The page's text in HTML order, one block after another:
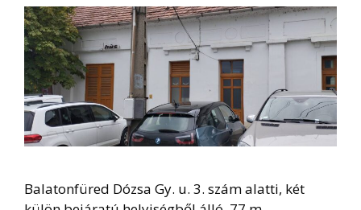
Balatonfüred Dózsa Gy. u. 3. szám alatti, két